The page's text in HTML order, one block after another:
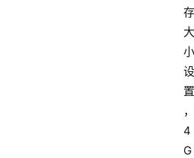
存
大
小
设
置
，
4
G